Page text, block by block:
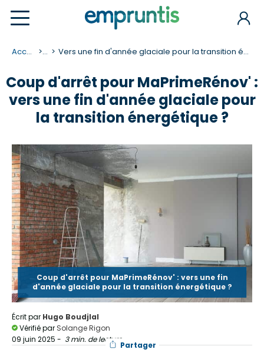
Accueil ... Vers une fin d'année glaciale pour la transition énergétique ?
Coup d'arrêt pour MaPrimeRénov' :
vers une fin d'année glaciale pour
la transition énergétique ?
Coup d'arrêt pour MaPrimeRénov' : vers une fin
d'année glaciale pour la transition énergétique ?
Écrit par Hugo Boudjlal
Vérifié par Solange Rigon
09 juin 2025 - 3 min. de lecture
Partager